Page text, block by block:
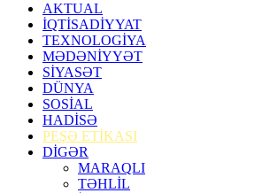
AKTUAL
İQTİSADİYYAT
TEXNOLOGİYA
MƏDƏNİYYƏT
SİYASƏT
DÜNYA
SOSİAL
HADİSƏ
PEŞƏ ETİKASI
DİGƏR
MARAQLI
TƏHLİL